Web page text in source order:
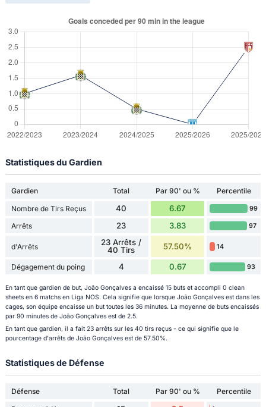
Statistiques du Gardien
Gardien Total Par 90' ou %
Percentile
Nombre de Tirs Reçus
40 6.67 99
Arrêts 23 3.83 97
d'Arrêts
23 Arrêts /
40 Tirs
57.50% 14
Dégagement du poing 4 0.67 93
En tant que gardien de but, João Gonçalves a encaissé 15 buts et accompli 0 clean
sheets en 6 matchs en Liga NOS. Cela signifie que lorsque João Gonçalves est dans les
cages, son équipe encaisse un but toutes les 36 minutes. La moyenne de buts encaissés
par 90 minutes de João Gonçalves est de 2.5.
En tant que gardien, il a fait 23 arrêts sur les 40 tirs reçus - ce qui signifie que le
pourcentage d'arrêts de João Gonçalves est de 57.50%.
Statistiques de Défense
Défense Total Par 90' ou %
Percentile